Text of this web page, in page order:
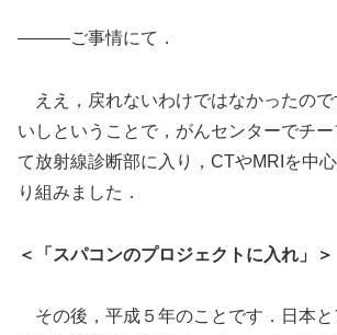
―――ご事情にて．
ええ，戻れないわけではなかったので
いしということで，がんセンターでチ
て放射線診断部に入り，CTやMRIを中
り組みました．
＜「スパコンのプロジェクトに入れ」＞
その後，平成５年のことです．日本と